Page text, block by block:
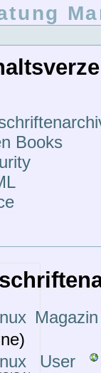
Books
Magazin
User